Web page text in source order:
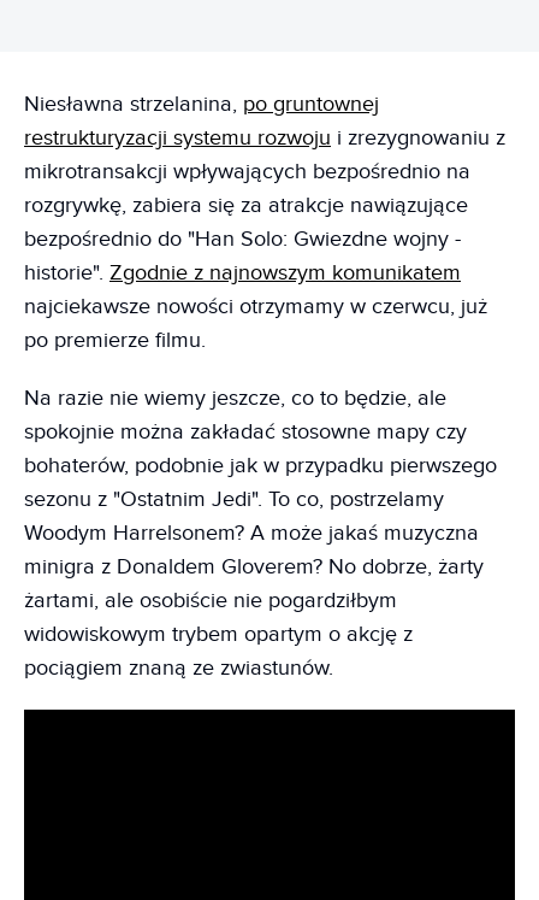
Niesławna strzelanina, po gruntownej
restrukturyzacji systemu rozwoju i zrezygnowaniu z
mikrotransakcji wpływających bezpośrednio na
rozgrywkę, zabiera się za atrakcje nawiązujące
bezpośrednio do "Han Solo: Gwiezdne wojny -
historie". Zgodnie z najnowszym komunikatem
najciekawsze nowości otrzymamy w czerwcu, już
po premierze filmu.
Na razie nie wiemy jeszcze, co to będzie, ale
spokojnie można zakładać stosowne mapy czy
bohaterów, podobnie jak w przypadku pierwszego
sezonu z "Ostatnim Jedi". To co, postrzelamy
Woodym Harrelsonem? A może jakaś muzyczna
minigra z Donaldem Gloverem? No dobrze, żarty
żartami, ale osobiście nie pogardziłbym
widowiskowym trybem opartym o akcję z
pociągiem znaną ze zwiastunów.